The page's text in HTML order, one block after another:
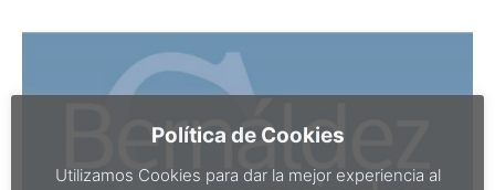
Política de Cookies
Utilizamos Cookies para dar la mejor experiencia al